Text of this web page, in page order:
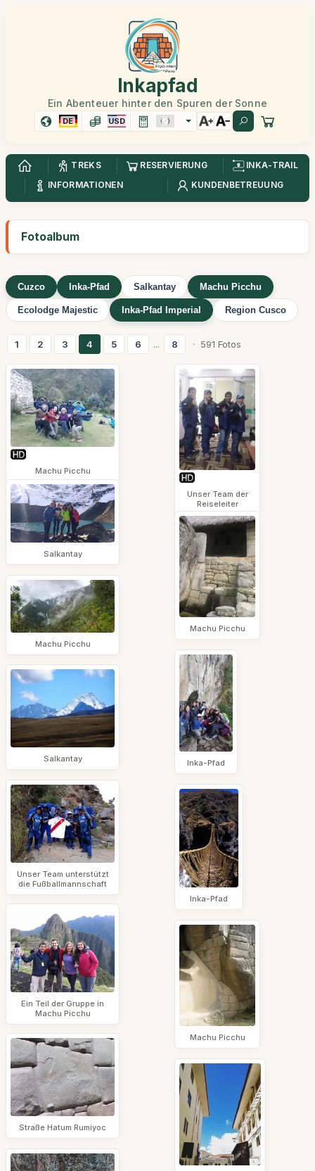
Inkapfad
Ein Abenteuer hinter den Spuren der Sonne
DE USD
TREKS RESERVIERUNG
INKA-TRAIL
INFORMATIONEN
KUNDENBETREUUNG
Fotoalbum
Cuzco Inka-Pfad Salkantay Machu Picchu
Ecolodge Majestic Inka-Pfad Imperial Region Cusco
1 2 3 4 5 6 ... 8 · 591 Fotos
Machu Picchu
Unser Team der
Reiseleiter
Salkantay
Machu Picchu
Salkantay
Unser Team unterstützt
die Fußballmannschaft
Ein Teil der Gruppe in
Machu Picchu
Straße Hatum Rumiyoc
Machu Picchu
Inka-Pfad
Inka-Pfad
Machu Picchu